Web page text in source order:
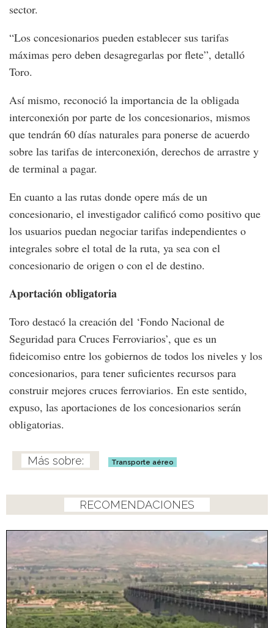
sector.
“Los concesionarios pueden establecer sus tarifas
máximas pero deben desagregarlas por flete”, detalló
Toro.
Así mismo, reconoció la importancia de la obligada
interconexión por parte de los concesionarios, mismos
que tendrán 60 días naturales para ponerse de acuerdo
sobre las tarifas de interconexión, derechos de arrastre y
de terminal a pagar.
En cuanto a las rutas donde opere más de un
concesionario, el investigador calificó como positivo que
los usuarios puedan negociar tarifas independientes o
integrales sobre el total de la ruta, ya sea con el
concesionario de origen o con el de destino.
Aportación obligatoria
Toro destacó la creación del ‘Fondo Nacional de
Seguridad para Cruces Ferroviarios’, que es un
fideicomiso entre los gobiernos de todos los niveles y los
concesionarios, para tener suficientes recursos para
construir mejores cruces ferroviarios. En este sentido,
expuso, las aportaciones de los concesionarios serán
obligatorias.
Transporte aéreo
RECOMENDACIONES